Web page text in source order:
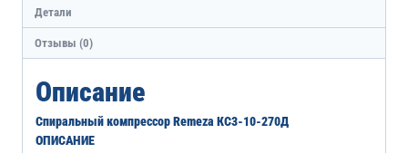
Детали
Отзывы (0)
Описание
Спиральный компрессор Remeza КС3-10-270Д
ОПИСАНИЕ